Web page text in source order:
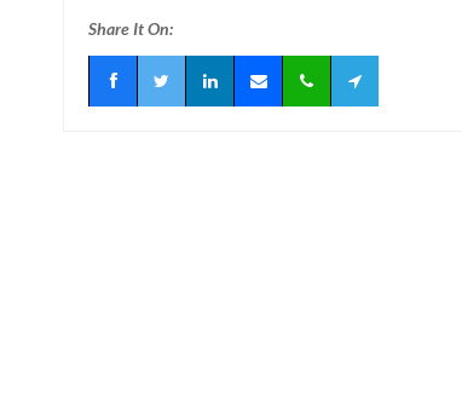
Share It On: